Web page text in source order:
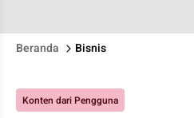
Beranda Bisnis
Konten dari Pengguna